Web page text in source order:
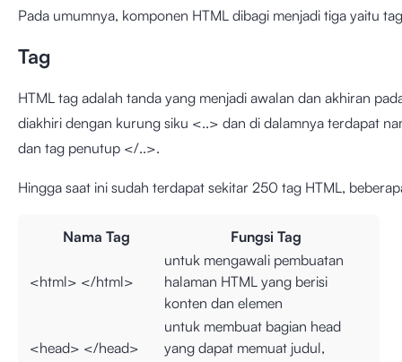
Pada umumnya, komponen HTML dibagi menjadi tiga yaitu
Tag
HTML tag adalah tanda yang menjadi awalan dan akhiran
diakhiri dengan kurung siku <..> dan di dalamnya terdapat
dan tag penutup </..>.
Hingga saat ini sudah terdapat sekitar 250 tag HTML,
Nama Tag Fungsi Tag
<html> </html>
untuk mengawali pembuatan
halaman HTML yang berisi
konten dan elemen
<head> </head>
untuk membuat bagian head
yang dapat memuat judul,